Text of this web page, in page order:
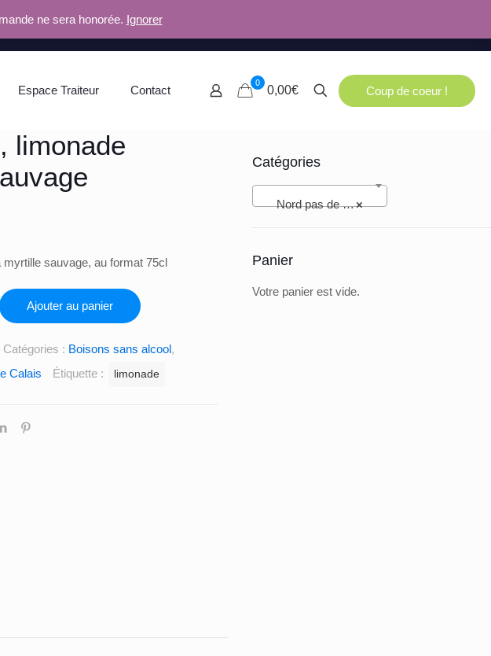
Espace Traiteur Contact
0
0,00€ Coup de coeur !
limonade
myrtille sauvage, au format 75cl
Ajouter au panier
Catégories : Boisons sans alcool,
Calais Étiquette : limonade
Catégories
×
Nord pas de Calais (94)
Panier
Votre panier est vide.
ne sera honorée. Ignorer